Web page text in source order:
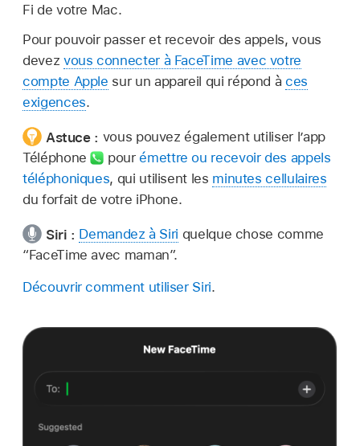
Fi de votre Mac.
Pour pouvoir passer et recevoir des appels, vous
devez vous connecter à FaceTime avec votre
compte Apple sur un appareil qui répond àces
exigences.
Astuce : vous pouvez également utiliser l’app
Téléphone
pourémettre ou recevoir des appels
téléphoniques, qui utilisent les minutes cellulaires
du forfait de votre iPhone.
Siri : Demandez à Siri quelque chose comme
“FaceTime avec maman”.
Découvrir comment utiliser Siri.